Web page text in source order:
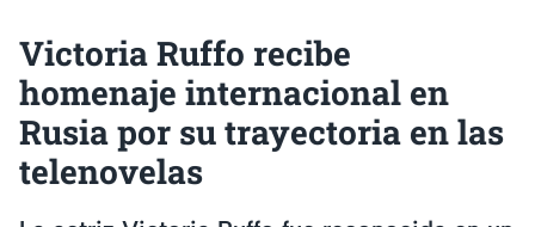
Victoria Ruffo recibe
homenaje internacional en
Rusia por su trayectoria en las
telenovelas